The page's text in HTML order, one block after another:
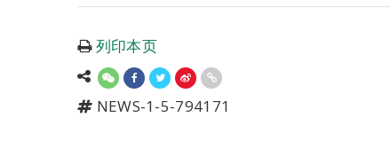
列印本页
NEWS-1-5-794171